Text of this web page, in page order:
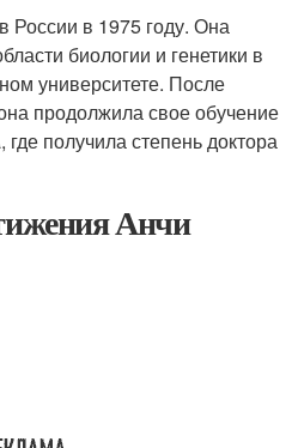
России в 1975 году. Она
биологии и генетики в
университете. После
продолжила свое обучение
получила степень доктора
Анчи